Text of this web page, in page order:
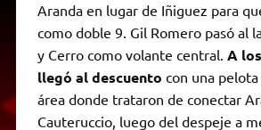
Aranda en lugar de Iñiguez para
como doble 9. Gil Romero pasó al
y Cerro como volante central. A
llegó al descuento con una
área donde trataron de conectar
Cauteruccio, luego del despeje a